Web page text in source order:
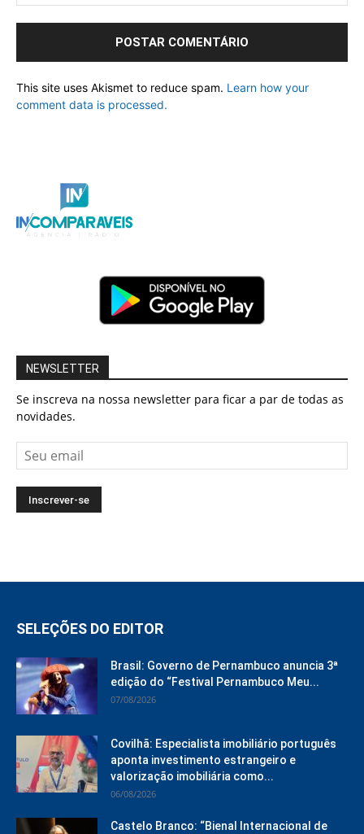
This site uses Akismet to reduce spam. Learn how your
comment data is processed.
NEWSLETTER
Se inscreva na nossa newsletter para ficar a par de todas as
novidades.
SELEÇÕES DO EDITOR
Brasil: Governo de Pernambuco anuncia 3ª
edição do “Festival Pernambuco Meu...
07/08/2026
Covilhã: Especialista imobiliário português
aponta investimento estrangeiro e
valorização imobiliária como...
06/08/2026
Castelo Branco: “Bienal Internacional de